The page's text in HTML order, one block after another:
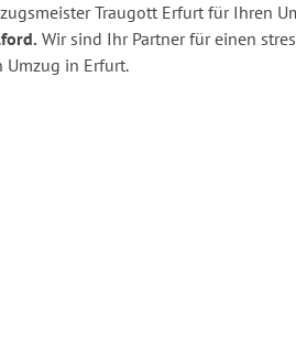
Traugott Erfurt für Ihren
Wir sind Ihr Partner für einen
in Erfurt.